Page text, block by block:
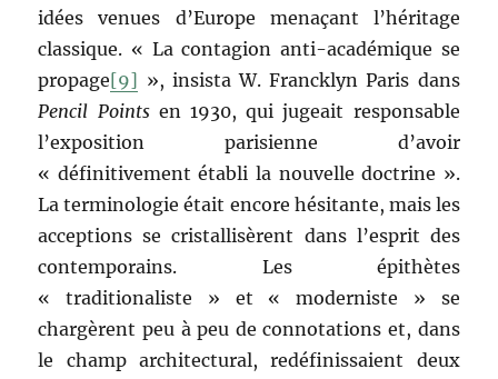
idées venues d’Europe menaçant l’héritage
classique. « La contagion anti-académique se
propage[9] », insista W. Francklyn Paris dans
Pencil Pointsen 1930, qui jugeait responsable
l’exposition parisienne d’avoir
« définitivement établi la nouvelle doctrine ».
La terminologie était encore hésitante, mais les
acceptions se cristallisèrent dans l’esprit des
contemporains. Les épithètes
« traditionaliste » et « moderniste » se
chargèrent peu à peu de connotations et, dans
le champ architectural, redéfinissaient deux